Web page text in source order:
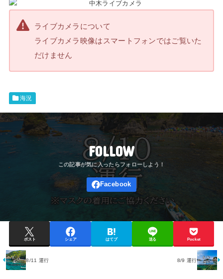
ライブカメラについて
ライブカメラ映像はスマートフォンではご覧いた
だけません
海況
FOLLOW
ポスト シェア はてブ 送る Pocket
8/11 運行 8/9 運行